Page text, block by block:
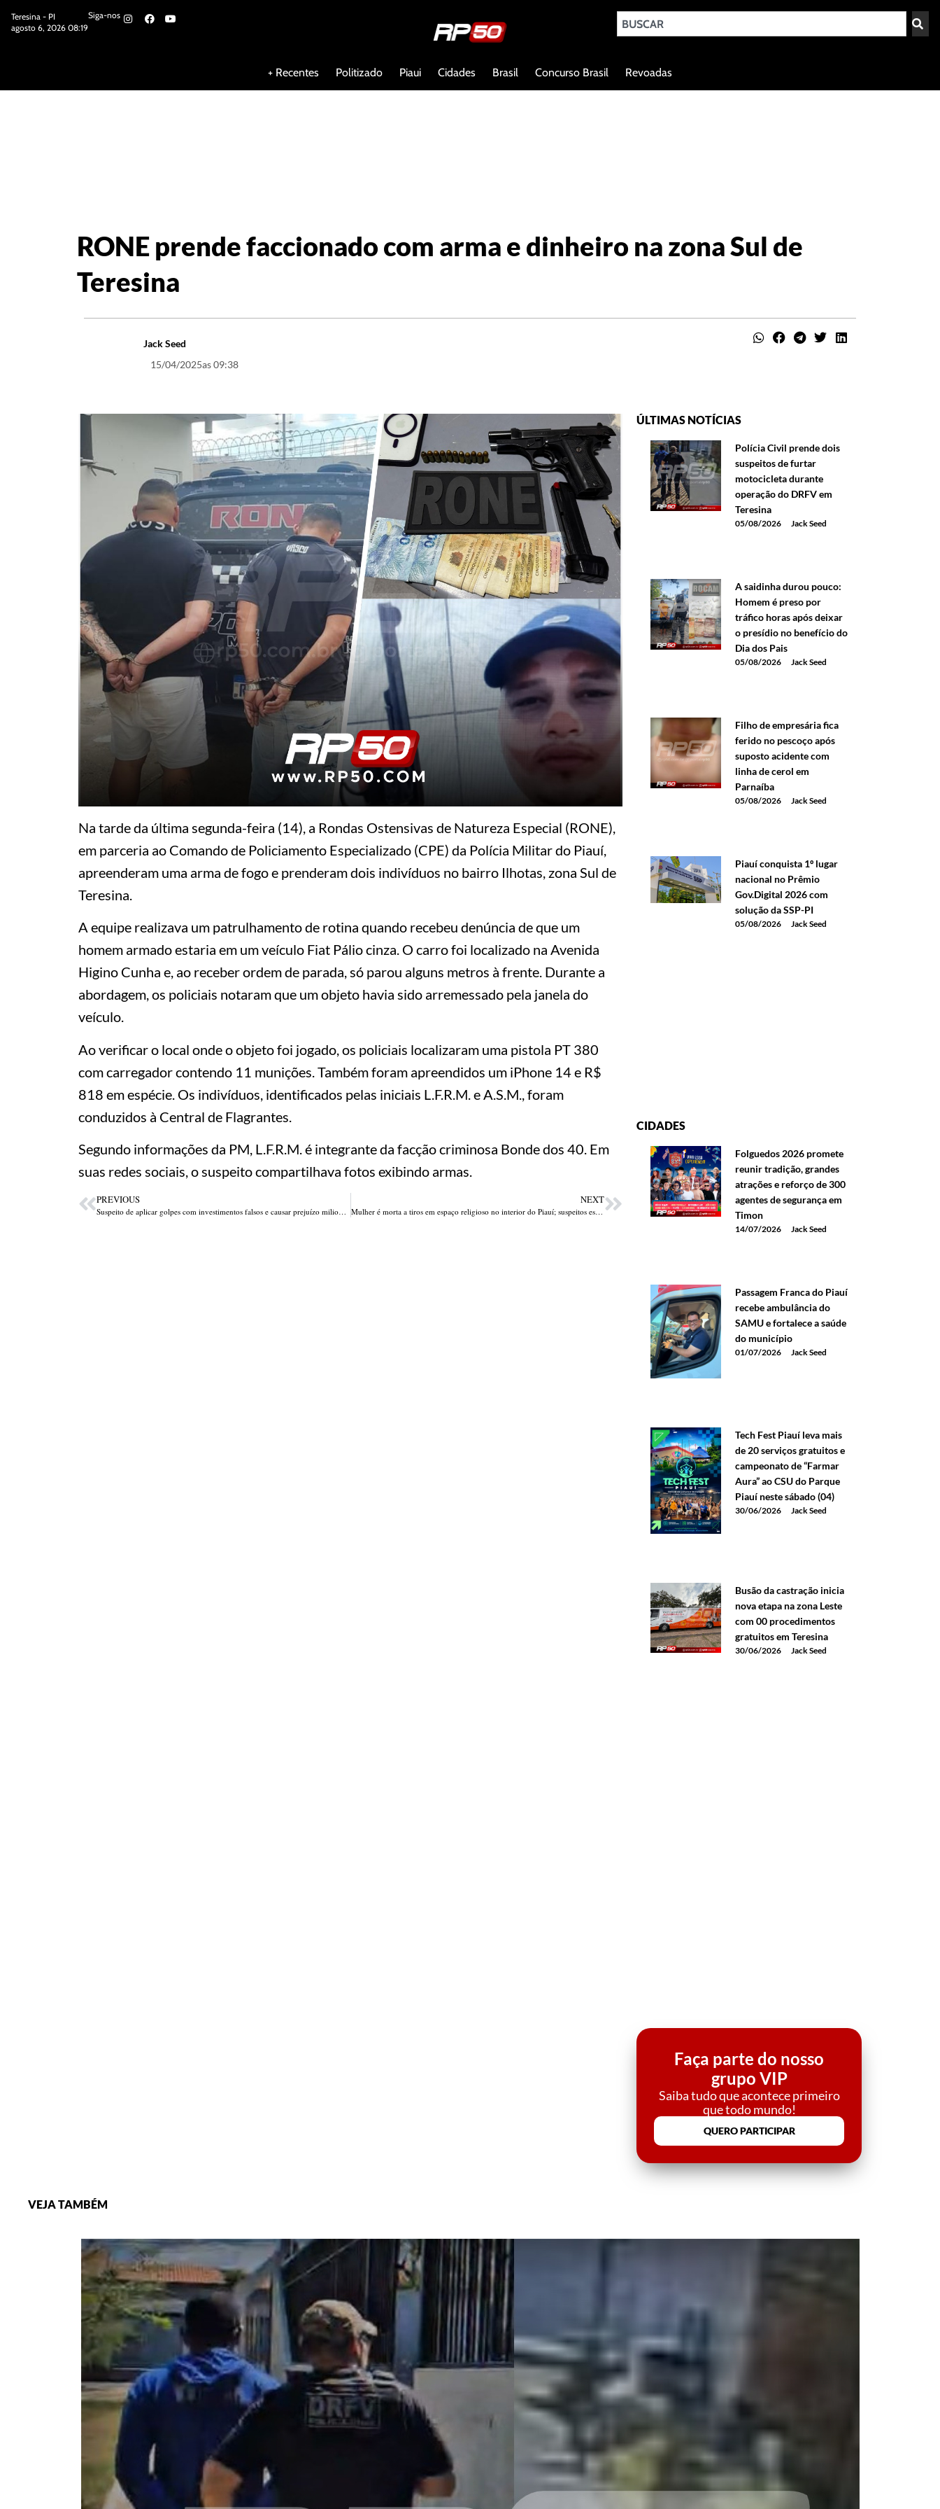
Teresina - PI
agosto 6, 2026 08:19
Siga-nos
+ Recentes Politizado Piaui Cidades Brasil Concurso Brasil Revoadas
RONE prende faccionado com arma e dinheiro na zona Sul de
Teresina
Jack Seed
15/04/2025as 09:38
Na tarde da última segunda-feira (14), a Rondas Ostensivas de Natureza Especial (RONE),
em parceria ao Comando de Policiamento Especializado (CPE) da Polícia Militar do Piauí,
apreenderam uma arma de fogo e prenderam dois indivíduos no bairro Ilhotas, zona Sul de
Teresina.
A equipe realizava um patrulhamento de rotina quando recebeu denúncia de que um
homem armado estaria em um veículo Fiat Pálio cinza. O carro foi localizado na Avenida
Higino Cunha e, ao receber ordem de parada, só parou alguns metros à frente. Durante a
abordagem, os policiais notaram que um objeto havia sido arremessado pela janela do
veículo.
Ao verificar o local onde o objeto foi jogado, os policiais localizaram uma pistola PT 380
com carregador contendo 11 munições. Também foram apreendidos um iPhone 14 e R$
818 em espécie. Os indivíduos, identificados pelas iniciais L.F.R.M. e A.S.M., foram
conduzidos à Central de Flagrantes.
Segundo informações da PM, L.F.R.M. é integrante da facção criminosa Bonde dos 40. Em
suas redes sociais, o suspeito compartilhava fotos exibindo armas.
PREVIOUS
Suspeito de aplicar golpes com investimentos falsos e causar prejuízo milionário é preso em operação entre Piauí e Ceará
NEXT
Mulher é morta a tiros em espaço religioso no interior do Piauí; suspeitos estavam encapuzados
ÚLTIMAS NOTÍCIAS
Polícia Civil prende dois
suspeitos de furtar
motocicleta durante
operação do DRFV em
Teresina
05/08/2026 Jack Seed
A saidinha durou pouco:
Homem é preso por
tráfico horas após deixar
o presídio no benefício do
Dia dos Pais
05/08/2026 Jack Seed
Filho de empresária fica
ferido no pescoço após
suposto acidente com
linha de cerol em
Parnaíba
05/08/2026 Jack Seed
Piauí conquista 1º lugar
nacional no Prêmio
Gov.Digital 2026 com
solução da SSP-PI
05/08/2026 Jack Seed
CIDADES
Folguedos 2026 promete
reunir tradição, grandes
atrações e reforço de 300
agentes de segurança em
Timon
14/07/2026 Jack Seed
Passagem Franca do Piauí
recebe ambulância do
SAMU e fortalece a saúde
do município
01/07/2026 Jack Seed
Tech Fest Piauí leva mais
de 20 serviços gratuitos e
campeonato de “Farmar
Aura” ao CSU do Parque
Piauí neste sábado (04)
30/06/2026 Jack Seed
Busão da castração inicia
nova etapa na zona Leste
com 00 procedimentos
gratuitos em Teresina
30/06/2026 Jack Seed
Faça parte do nosso
grupo VIP
Saiba tudo que acontece primeiro
que todo mundo!
QUERO PARTICIPAR
VEJA TAMBÉM